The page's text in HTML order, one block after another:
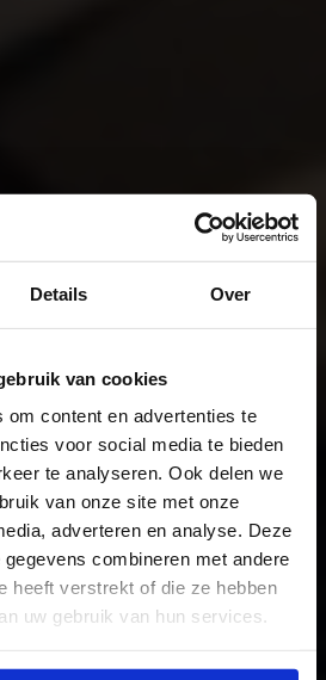
Details Over
van cookies
om content en advertenties te
voor social media te bieden
te analyseren. Ook delen we
van onze site met onze
adverteren en analyse. Deze
combineren met andere
heeft verstrekt of die ze hebben
uw gebruik van hun services.
voorkeur aanpassen, bekijk dan
for the